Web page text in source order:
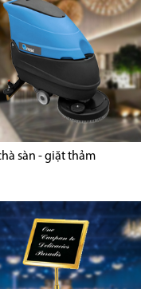
sàn - giặt thảm